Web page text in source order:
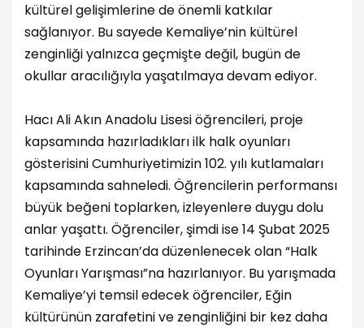
kültürel gelişimlerine de önemli katkılar
sağlanıyor. Bu sayede Kemaliye’nin kültürel
zenginliği yalnızca geçmişte değil, bugün de
okullar aracılığıyla yaşatılmaya devam ediyor.
Hacı Ali Akın Anadolu Lisesi öğrencileri, proje
kapsamında hazırladıkları ilk halk oyunları
gösterisini Cumhuriyetimizin 102. yılı kutlamaları
kapsamında sahneledi. Öğrencilerin performansı
büyük beğeni toplarken, izleyenlere duygu dolu
anlar yaşattı. Öğrenciler, şimdi ise 14 Şubat 2025
tarihinde Erzincan’da düzenlenecek olan “Halk
Oyunları Yarışması”na hazırlanıyor. Bu yarışmada
Kemaliye’yi temsil edecek öğrenciler, Eğin
kültürünün zarafetini ve zenginliğini bir kez daha